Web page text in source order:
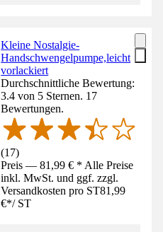
Kleine Nostalgie-
Handschwengelpumpe,leicht
vorlackiert
Durchschnittliche Bewertung:
3.4 von 5 Sternen. 17
Bewertungen.
(17)
Preis — 81,99 € * Alle Preise
inkl. MwSt. und ggf. zzgl.
Versandkosten pro ST81,99
€*/ ST